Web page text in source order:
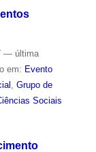
— última
em: Evento
, Grupo de
Sociais